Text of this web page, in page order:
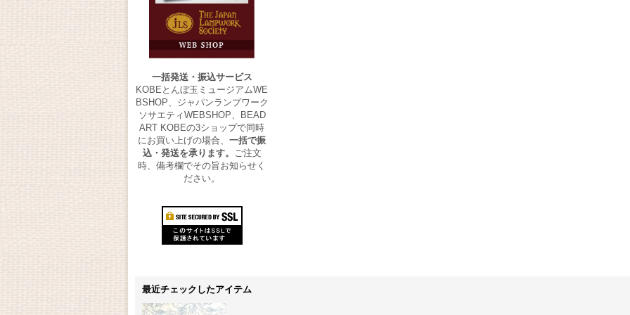
一括発送・振込サービス
KOBEとんぼ玉ミュージアムWE
BSHOP、ジャパンランプワーク
ソサエティWEBSHOP、BEAD
ART KOBEの3ショップで同時
にお買い上げの場合、 一括で振
込・発送を承ります。 ご注文
時、備考欄でその旨お知らせく
ださい。
最近チェックしたアイテム